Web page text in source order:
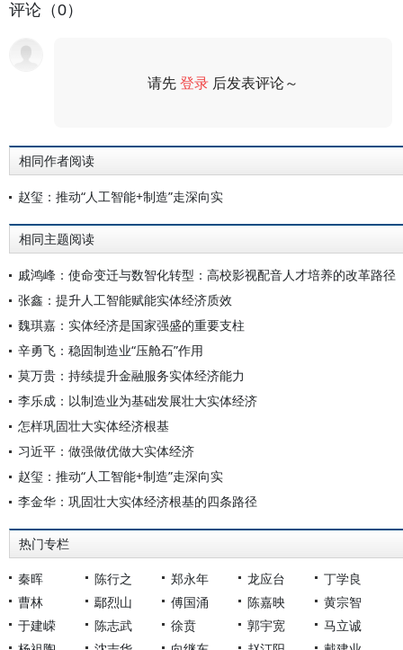
评论（0）
请先登录 后发表评论～
相同作者阅读
赵玺：推动“人工智能+制造”走深向实
相同主题阅读
戚鸿峰：使命变迁与数智化转型：高校影视配音人才培养的改革路径
张鑫：提升人工智能赋能实体经济质效
魏琪嘉：实体经济是国家强盛的重要支柱
辛勇飞：稳固制造业“压舱石”作用
莫万贵：持续提升金融服务实体经济能力
李乐成：以制造业为基础发展壮大实体经济
怎样巩固壮大实体经济根基
习近平：做强做优做大实体经济
赵玺：推动“人工智能+制造”走深向实
李金华：巩固壮大实体经济根基的四条路径
热门专栏
秦晖 陈行之 郑永年 龙应台
丁学良
曹林
鄢烈山 傅国涌 陈嘉映
黄宗智
于建嵘
陈志武 徐贲 郭宇宽
马立诚